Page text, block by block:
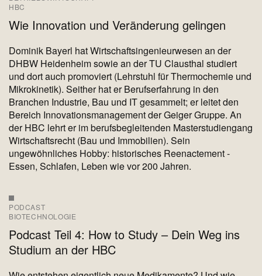
HBC
Wie Innovation und Veränderung gelingen
Dominik Bayerl hat Wirtschaftsingenieurwesen an der
DHBW Heidenheim sowie an der TU Clausthal studiert
und dort auch promoviert (Lehrstuhl für Thermochemie und
Mikrokinetik). Seither hat er Berufserfahrung in den
Branchen Industrie, Bau und IT gesammelt; er leitet den
Bereich Innovationsmanagement der Geiger Gruppe. An
der HBC lehrt er im berufsbegleitenden Masterstudiengang
Wirtschaftsrecht (Bau und Immobilien). Sein
ungewöhnliches Hobby: historisches Reenactement -
Essen, Schlafen, Leben wie vor 200 Jahren.
PODCAST
BIOTECHNOLOGIE
Podcast Teil 4: How to Study – Dein Weg ins
Studium an der HBC